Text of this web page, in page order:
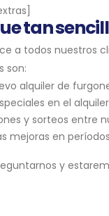
tan
a todos nuestros
son:
alquiler de
en el
y sorteos entre
mejoras en
y